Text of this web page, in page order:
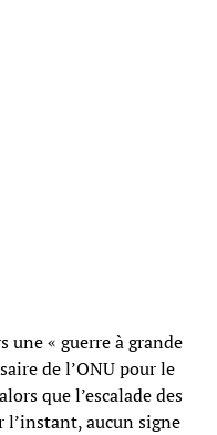
une « guerre à grande
de l’ONU pour le
que l’escalade des
l’instant, aucun signe